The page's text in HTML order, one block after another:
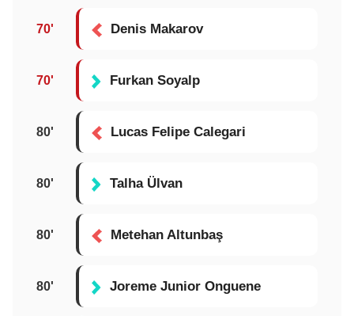
70' Denis Makarov
70' Furkan Soyalp
80' Lucas Felipe Calegari
80' Talha Ülvan
80' Metehan Altunbaş
80' Joreme Junior Onguene